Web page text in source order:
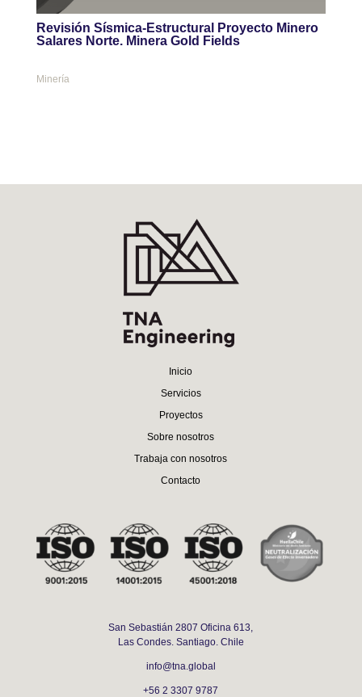
Revisión Sísmica-Estructural Proyecto Minero
Salares Norte. Minera Gold Fields
Minería
Inicio
Servicios
Proyectos
Sobre nosotros
Trabaja con nosotros
Contacto
San Sebastián 2807 Oficina 613,
Las Condes. Santiago. Chile
info@tna.global
+56 2 3307 9787